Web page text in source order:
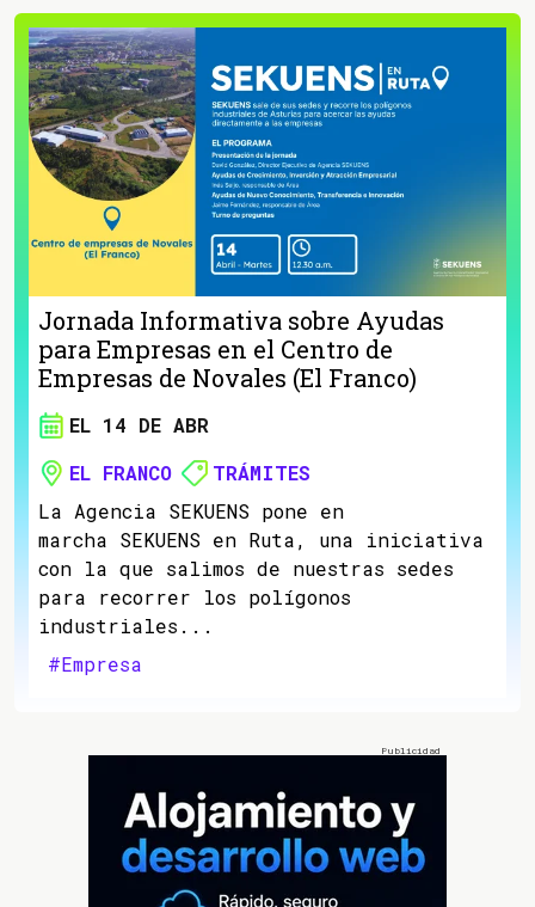
Jornada Informativa sobre Ayudas
para Empresas en el Centro de
Empresas de Novales (El Franco)
EL 14 DE ABR
EL FRANCO
TRÁMITES
La Agencia SEKUENS pone en
marcha SEKUENS en Ruta, una iniciativa
con la que salimos de nuestras sedes
para recorrer los polígonos
industriales...
#Empresa